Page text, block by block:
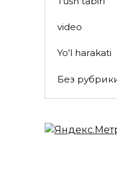
video
Yo'l harakati
Без